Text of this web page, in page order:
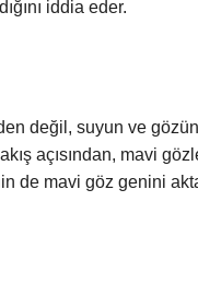
iddia eder.
değil, suyun ve gözün
açısından, mavi
de mavi göz genini